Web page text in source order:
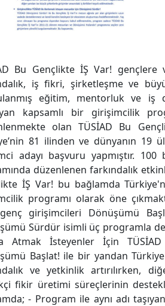
Bu Gençlikte İŞ Var!
iş fikri, şirketleşme ve
eğitim, mentorluk ve iş
kapsamlı bir girişimcilik
olan TÜSİAD Bu
81 ilinden ve dünyanın 19
adayı başvuru yapmıştır.
düzenlenen farkındalık
İŞ Var! bu bağlamda
programı olarak öne
girişimcileri Dönüşümü
Sürdür isimli üç programla
Atmak İsteyenler İçin
Başlat! ile bir yandan
ve yetkinlik artırılırken,
fikir üretimi süreçlerinin
- Program ile aynı adı